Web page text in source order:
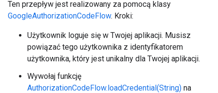
Ten przepływ jest realizowany za pomocą klasy
GoogleAuthorizationCodeFlow. Kroki:
Użytkownik loguje się w Twojej aplikacji. Musisz
powiązać tego użytkownika z identyfikatorem
użytkownika, który jest unikalny dla Twojej aplikacji.
Wywołaj funkcję
AuthorizationCodeFlow.loadCredential(String) na